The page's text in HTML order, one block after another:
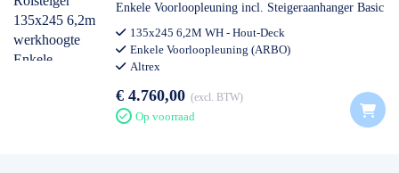
Enkele Voorloopleuning incl. Steigeraanhanger Basic
135x245 6,2M WH - Hout-Deck
Enkele Voorloopleuning (ARBO)
Altrex
€ 4.760,00 excl. BTW
Op voorraad